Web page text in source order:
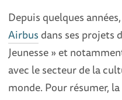
Depuis quelques
Airbus dans ses projets
Jeunesse » et
avec le secteur de la
monde. Pour résumer,